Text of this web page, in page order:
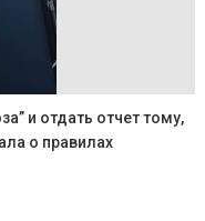
и отдать отчет тому,
о правилах